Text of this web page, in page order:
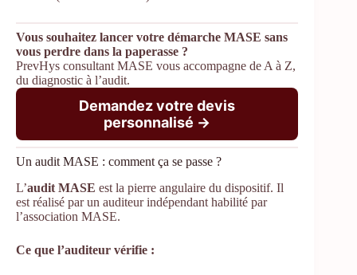
Vous souhaitez lancer votre démarche MASE sans
vous perdre dans la paperasse ?
PrevHys consultant MASE vous accompagne de A à Z,
du diagnostic à l’audit.
Demandez votre devis
personnalisé →
Un audit MASE : comment ça se passe ?
L’audit MASE est la pierre angulaire du dispositif. Il
est réalisé par un auditeur indépendant habilité par
l’association MASE.
Ce que l’auditeur vérifie :